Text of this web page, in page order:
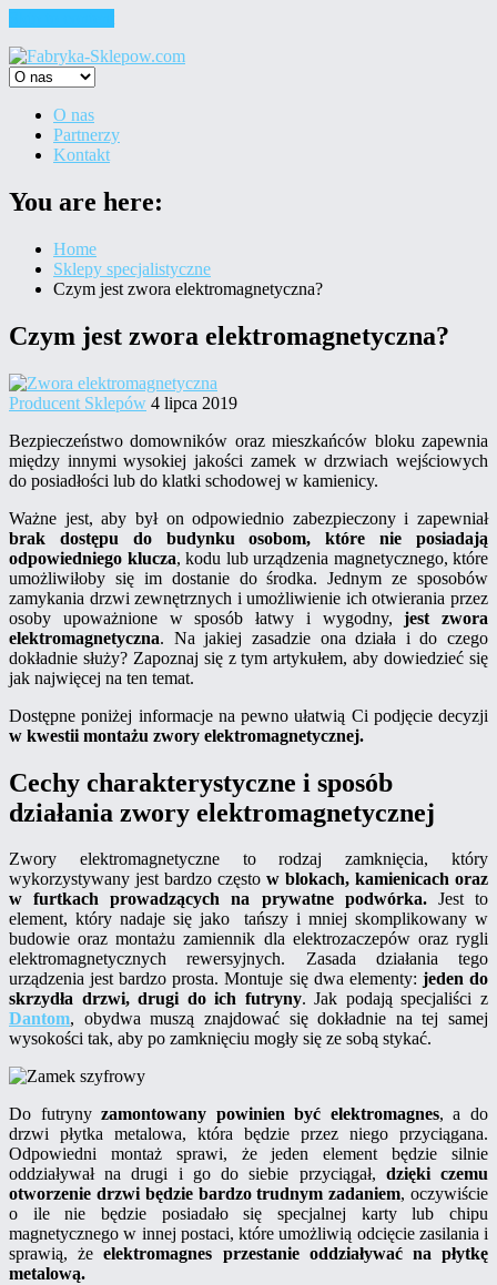
O nas
Partnerzy
Kontakt
You are here:
Home
Sklepy specjalistyczne
Czym jest zwora elektromagnetyczna?
Czym jest zwora elektromagnetyczna?
Producent Sklepów 4 lipca 2019
Bezpieczeństwo domowników oraz mieszkańców bloku zapewnia
między innymi wysokiej jakości zamek w drzwiach wejściowych
do posiadłości lub do klatki schodowej w kamienicy.
Ważne jest, aby był on odpowiednio zabezpieczony i zapewniał
brak dostępu do budynku osobom, które nie posiadają
odpowiedniego klucza, kodu lub urządzenia magnetycznego, które
umożliwiłoby się im dostanie do środka. Jednym ze sposobów
zamykania drzwi zewnętrznych i umożliwienie ich otwierania przez
osoby upoważnione w sposób łatwy i wygodny,jest zwora
elektromagnetyczna. Na jakiej zasadzie ona działa i do czego
dokładnie służy? Zapoznaj się z tym artykułem, aby dowiedzieć się
jak najwięcej na ten temat.
Dostępne poniżej informacje na pewno ułatwią Ci podjęcie decyzji
w kwestii montażu zwory elektromagnetycznej.
Cechy charakterystyczne i sposób
działania zwory elektromagnetycznej
Zwory elektromagnetyczne to rodzaj zamknięcia, który
wykorzystywany jest bardzo często w blokach, kamienicach oraz
w furtkach prowadzących na prywatne podwórka.Jest to
element, który nadaje się jako tańszy i mniej skomplikowany w
budowie oraz montażu zamiennik dla elektrozaczepów oraz rygli
elektromagnetycznych rewersyjnych. Zasada działania tego
urządzenia jest bardzo prosta. Montuje się dwa elementy: jeden do
skrzydła drzwi, drugi do ich futryny. Jak podają specjaliści z
Dantom, obydwa muszą znajdować się dokładnie na tej samej
wysokości tak, aby po zamknięciu mogły się ze sobą stykać.
Do futrynyzamontowany powinien być elektromagnes, a do
drzwi płytka metalowa, która będzie przez niego przyciągana.
Odpowiedni montaż sprawi, że jeden element będzie silnie
oddziaływał na drugi i go do siebie przyciągał, dzięki czemu
otworzenie drzwi będzie bardzo trudnym zadaniem, oczywiście
o ile nie będzie posiadało się specjalnej karty lub chipu
magnetycznego w innej postaci, które umożliwią odcięcie zasilania i
sprawią, żeelektromagnes przestanie oddziaływać na płytkę
metalową.